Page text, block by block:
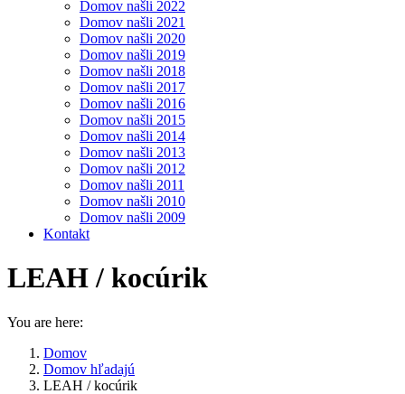
Domov našli 2022
Domov našli 2021
Domov našli 2020
Domov našli 2019
Domov našli 2018
Domov našli 2017
Domov našli 2016
Domov našli 2015
Domov našli 2014
Domov našli 2013
Domov našli 2012
Domov našli 2011
Domov našli 2010
Domov našli 2009
Kontakt
LEAH / kocúrik
You are here:
Domov
Domov hľadajú
LEAH / kocúrik